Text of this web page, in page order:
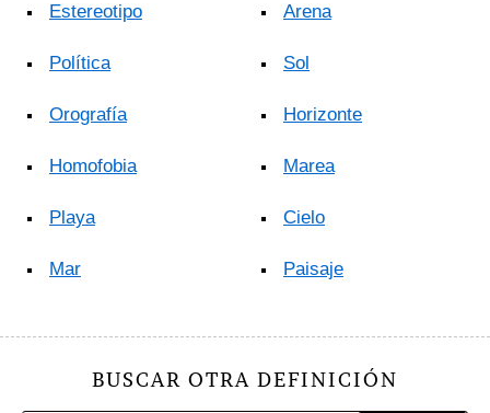
Estereotipo
Política
Orografía
Homofobia
Playa
Mar
Arena
Sol
Horizonte
Marea
Cielo
Paisaje
BUSCAR OTRA DEFINICIÓN